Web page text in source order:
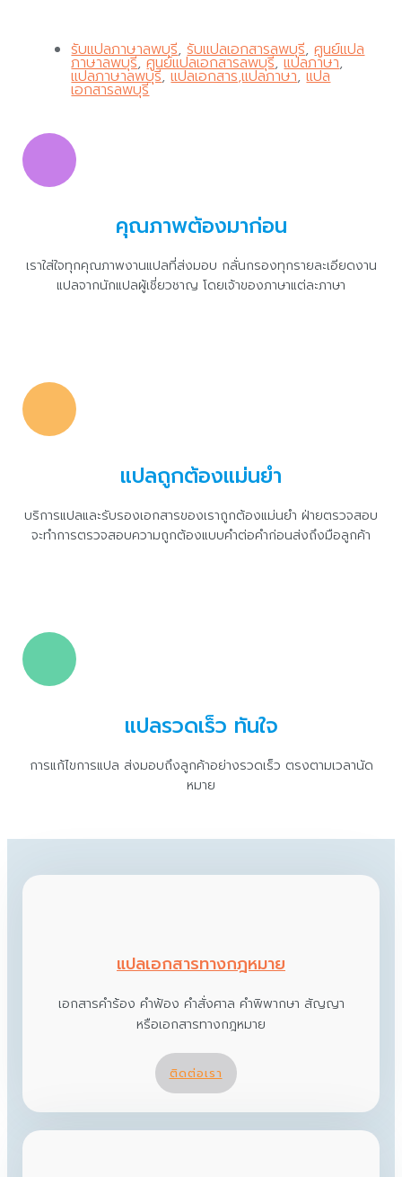
รับแปลภาษาลพบุรี,รับแปลเอกสารลพบุรี,ศูนย์แปล
ภาษาลพบุรี,ศูนย์แปลเอกสารลพบุรี,แปลภาษา,
แปลภาษาลพบุรี,แปลเอกสาร,แปลภาษา,แปล
เอกสารลพบุรี
คุณภาพต้องมาก่อน
เราใส่ใจทุกคุณภาพงานแปลที่ส่งมอบ กลั่นกรองทุกรายละเอียดงาน
แปลจากนักแปลผู้เชี่ยวชาญ โดยเจ้าของภาษาแต่ละภาษา
แปลถูกต้องแม่นยำ
บริการแปลและรับรองเอกสารของเราถูกต้องแม่นยำ ฝ่ายตรวจสอบ
จะทำการตรวจสอบความถูกต้องแบบคำต่อคำก่อนส่งถึงมือลูกค้า
แปลรวดเร็ว ทันใจ
การแก้ไขการแปล ส่งมอบถึงลูกค้าอย่างรวดเร็ว ตรงตามเวลานัด
หมาย
แปลเอกสารทางกฎหมาย
เอกสารคำร้อง คำฟ้อง คำสั่งศาล คำพิพากษา สัญญา
หรือเอกสารทางกฎหมาย
ติดต่อเรา